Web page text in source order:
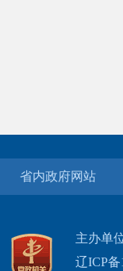
省内政府网站
主办单
辽ICP备